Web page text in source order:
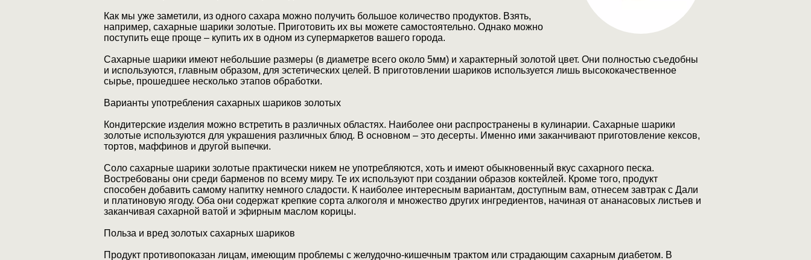
Как мы уже заметили, из одного сахара можно получить большое количество продуктов. Взять,
например, сахарные шарики золотые. Приготовить их вы можете самостоятельно. Однако можно
поступить еще проще – купить их в одном из супермаркетов вашего города.
Сахарные шарики имеют небольшие размеры (в диаметре всего около 5мм) и характерный золотой цвет. Они полностью съедобны
и используются, главным образом, для эстетических целей. В приготовлении шариков используется лишь высококачественное
сырье, прошедшее несколько этапов обработки.
Варианты употребления сахарных шариков золотых
Кондитерские изделия можно встретить в различных областях. Наиболее они распространены в кулинарии. Сахарные шарики
золотые используются для украшения различных блюд. В основном – это десерты. Именно ими заканчивают приготовление кексов,
тортов, маффинов и другой выпечки.
Соло сахарные шарики золотые практически никем не употребляются, хоть и имеют обыкновенный вкус сахарного песка.
Востребованы они среди барменов по всему миру. Те их используют при создании образов коктейлей. Кроме того, продукт
способен добавить самому напитку немного сладости. К наиболее интересным вариантам, доступным вам, отнесем завтрак с Дали
и платиновую ягоду. Оба они содержат крепкие сорта алкоголя и множество других ингредиентов, начиная от ананасовых листьев и
заканчивая сахарной ватой и эфирным маслом корицы.
Польза и вред золотых сахарных шариков
Продукт противопоказан лицам, имеющим проблемы с желудочно-кишечным трактом или страдающим сахарным диабетом. В